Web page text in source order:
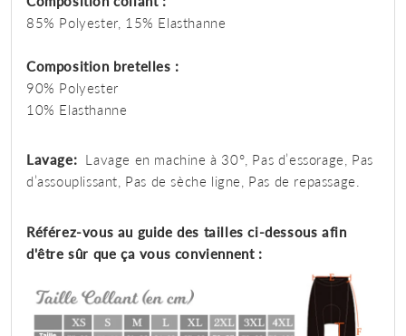
85% Polyester, 15% Elasthanne
Composition bretelles :
90% Polyester
10% Elasthanne
Lavage: Lavage en machine à 30°, Pas d’essorage, Pas
d’assouplissant, Pas de sèche ligne, Pas de repassage.
Référez-vous au guide des tailles ci-dessous afin
d'être sûr que ça vous conviennent :